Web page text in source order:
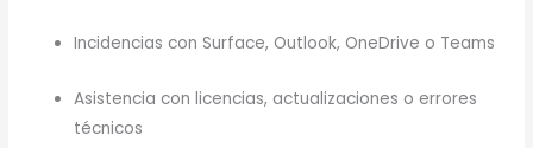
Incidencias con Surface, Outlook, OneDrive o Teams
Asistencia con licencias, actualizaciones o errores
técnicos